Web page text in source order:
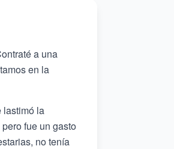
a una
en la
lastimó la
fue un gasto
no tenía